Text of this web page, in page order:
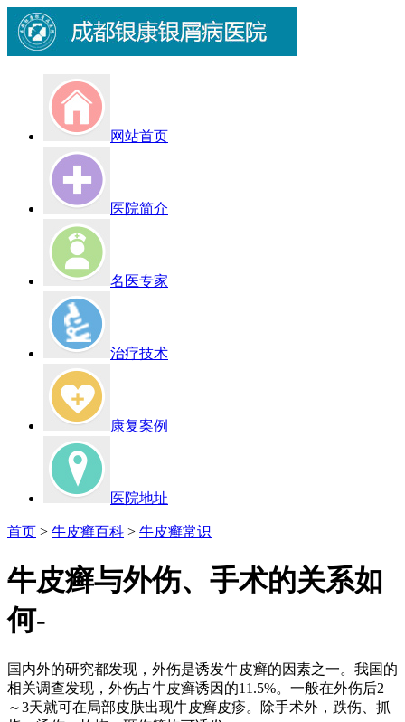
网站首页
医院简介
名医专家
治疗技术
康复案例
医院地址
首页 > 牛皮癣百科 > 牛皮癣常识
牛皮癣与外伤、手术的关系如
何-
国内外的研究都发现，外伤是诱发牛皮癣的因素之一。我国的
相关调查发现，外伤占牛皮癣诱因的11.5%。一般在外伤后2
～3天就可在局部皮肤出现牛皮癣皮疹。除手术外，跌伤、抓